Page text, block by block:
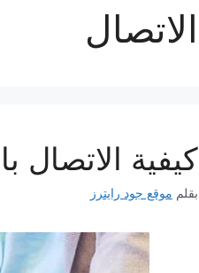
الاتصال
كيفية الاتصال
بقلم موقع جود رايترز